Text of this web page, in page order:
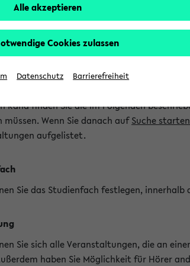
zur Kombisuche
das eKVV nach diversen Kriterien
interessant sind.
Rand finden Sie die im Folgenden
müssen. Wenn Sie danach aufSuche
aufgelistet.
Sie das Studienfach festlegen,
Sie sich alle Veranstaltungen, die an
haben Sie Möglichkeit für Hörer
Alle akzeptieren
Cookies zulassen
Datenschutz Barrierefreiheit